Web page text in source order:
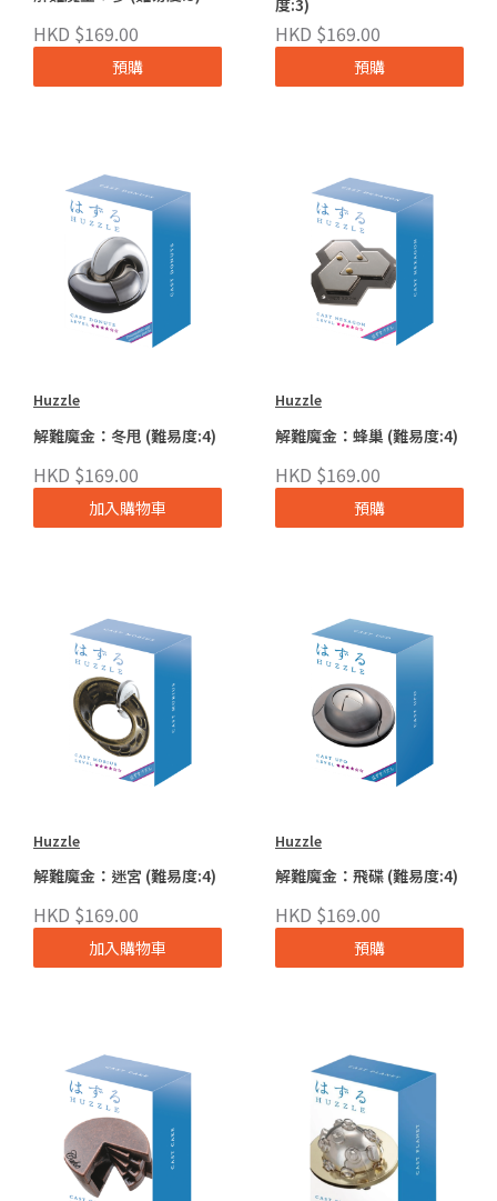
HKD $169.00
預購
度:3)
HKD $169.00
預購
Huzzle
解難魔金：冬甩 (難易度:4)
HKD $169.00
加入購物車
Huzzle
解難魔金：蜂巢 (難易度:4)
HKD $169.00
預購
Huzzle
解難魔金：迷宮 (難易度:4)
HKD $169.00
加入購物車
Huzzle
解難魔金：飛碟 (難易度:4)
HKD $169.00
預購